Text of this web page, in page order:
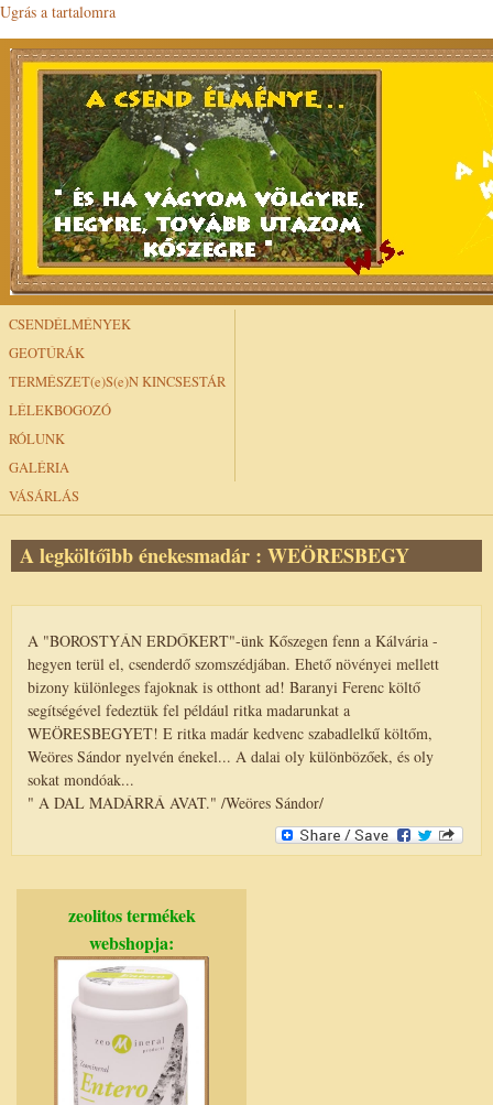
Ugrás a tartalomra
CSENDÉLMÉNYEK
GEOTÚRÁK
TERMÉSZET(e)S(e)N KINCSESTÁR
LÉLEKBOGOZÓ
RÓLUNK
GALÉRIA
VÁSÁRLÁS
A legköltőibb énekesmadár : WEÖRESBEGY
A "BOROSTYÁN ERDŐKERT"-ünk Kőszegen fenn a Kálvária -
hegyen terül el, csenderdő szomszédjában. Ehető növényei mellett
bizony különleges fajoknak is otthont ad! Baranyi Ferenc költő
segítségével fedeztük fel például ritka madarunkat a
WEÖRESBEGYET! E ritka madár kedvenc szabadlelkű költőm,
Weöres Sándor nyelvén énekel... A dalai oly különbözőek, és oly
sokat mondóak...
" A DAL MADÁRRÁ AVAT." /Weöres Sándor/
zeolitos termékek
webshopja: